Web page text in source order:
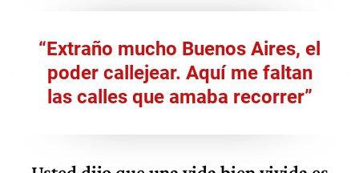
“Extraño mucho Buenos Aires, el
poder callejear. Aquí me faltan
las calles que amaba recorrer”